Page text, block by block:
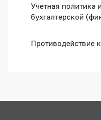
Учетная политика
бухгалтерской
Противодействие